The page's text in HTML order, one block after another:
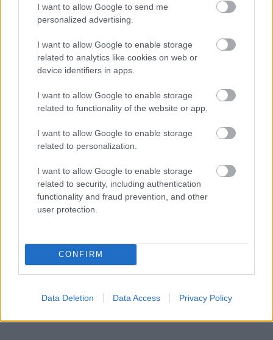
I want to allow Google to send me
personalized advertising.
I want to allow Google to enable storage
related to analytics like cookies on web or
device identifiers in apps.
I want to allow Google to enable storage
related to functionality of the website or app.
I want to allow Google to enable storage
related to personalization.
I want to allow Google to enable storage
related to security, including authentication
functionality and fraud prevention, and other
user protection.
CONFIRM
Data Deletion Data Access Privacy Policy